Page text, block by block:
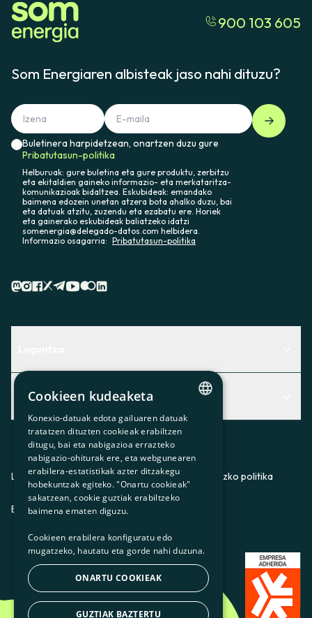
900 103 605
Som Energiaren albisteak jaso nahi dituzu?
Buletinera harpidetzean, onartzen duzu gure
Pribatutasun-politika
Helburuak: gure buletina eta gure produktu, zerbitzu
eta ekitaldien gaineko informazio- eta merkataritza-
komunikazioak bidaltzea. Eskubideak: emandako
baimena edozein unetan atzera bota ahalko duzu, bai
eta datuak atzitu, zuzendu eta ezabatu ere. Horiek
eta gainerako eskubideak baliatzeko idatzi
somenergia@delegado-datos.com helbidera.
Informazio osagarria: Pribatutasun-politika
Centro de Ayuda
Aurkitu zerbitzurik egokiena zuretzat
Contacto
Albisteak
Albisteak
Bazkideen txokoa
Prentsa
Gurekin lan egin
Lege-oharraPribatutasun-politikaCookieei buruzko politika
ES CAGLEU
CATALAN
SPANISH
GL
BASQUE
Cookieen kudeaketa
Konexio-datuak edota gailuaren datuak
tratatzen dituzten cookieak erabiltzen
ditugu, bai eta nabigazioa errazteko
nabigazio-ohiturak ere, eta webgunearen
erabilera-estatistikak azter ditzakegu
hobekuntzak egiteko. "Onartu cookieak"
sakatzean, cookie guztiak erabiltzeko
baimena ematen diguzu.
Cookieen erabilera konfiguratu edo
mugatzeko, hautatu eta gorde nahi duzuna.
ONARTU COOKIEAK
GUZTIAK BAZTERTU